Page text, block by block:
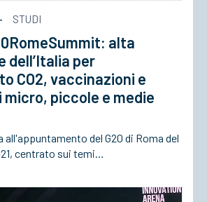
· STUDI
alta
dell’Italia per
CO2, vaccinazioni e
piccole e medie
all'appuntamento del G20 di Roma del
centrato sui temi…